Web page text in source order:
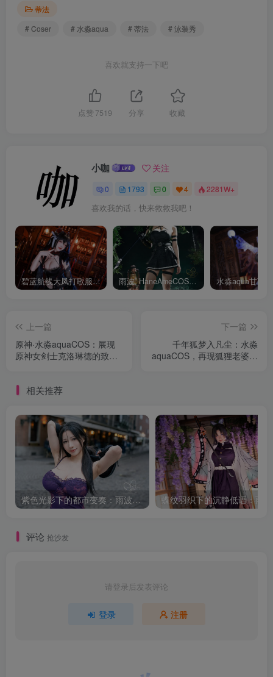
蒂法
# Coser
# 水淼aqua # 蒂法 # 泳装秀
喜欢就支持一下吧
点赞 7519 分享 收藏
小咖 关注
0 1793 0 4 2281W+
喜欢我的话，快来救救我吧！
碧蓝航线大凤打歌服有多甜？看看水淼aquaCOS版本就知道 雨波_HaneAmeCOS：演绎尤贝尔的美丽与死亡的微笑
上一篇
原神·水淼aquaCOS：展现
原神女剑士克洛琳德的致命
下一篇
千年狐梦入凡尘：水淼
aquaCOS，再现狐狸老婆的
相关推荐
紫色光影下的都市变奏：雨波_HaneAme韩风小妈的街拍叙事
评论 抢沙发
请登录后发表评论
登录 注册